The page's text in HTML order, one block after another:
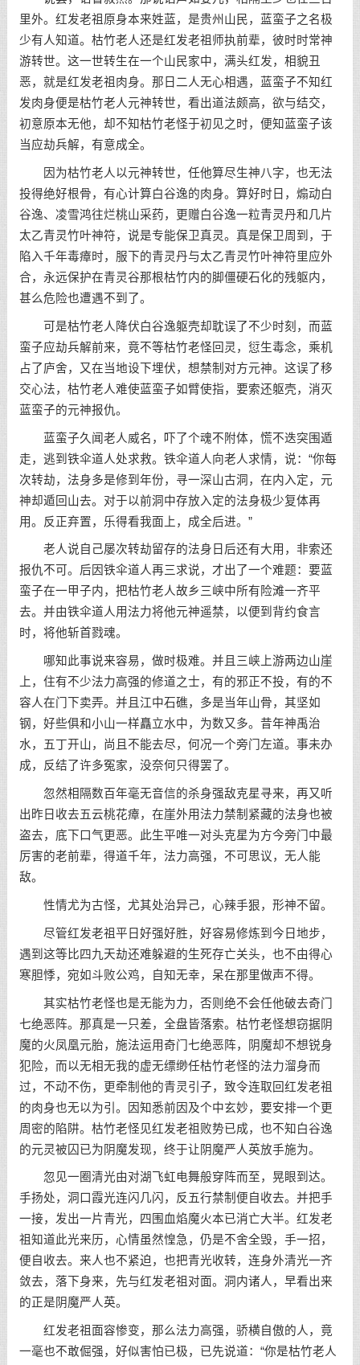
里外。红发老祖原身本来姓蓝，是贵州山民，蓝蛮子之名极
少有人知道。枯竹老人还是红发老祖师执前辈，彼时时常神
游转世。这一世转生在一个山民家中，满头红发，相貌丑
恶，就是红发老祖肉身。那日二人无心相遇，蓝蛮子不知红
发肉身便是枯竹老人元神转世，看出道法颇高，欲与结交，
初意原本无他，却不知枯竹老怪于初见之时，便知蓝蛮子该
当应劫兵解，有意成全。
因为枯竹老人以元神转世，任他算尽生神八字，也无法
投得绝好根骨，有心计算白谷逸的肉身。算好时日，煽动白
谷逸、凌雪鸿往烂桃山采药，更赠白谷逸一粒青灵丹和几片
太乙青灵竹叶神符，说是专能保卫真灵。真是保卫周到，于
陷入千年毒瘴时，服下的青灵丹与太乙青灵竹叶神符里应外
合，永远保护在青灵谷那根枯竹内的脚僵硬石化的残躯内，
甚么危险也遭遇不到了。
可是枯竹老人降伏白谷逸躯壳却耽误了不少时刻，而蓝
蛮子应劫兵解前来，竟不等枯竹老怪回灵，愆生毒念，乘机
占了庐舍，又在当地设下埋伏，想禁制对方元神。这误了移
交心法，枯竹老人难使蓝蛮子如臂使指，要索还躯壳，消灭
蓝蛮子的元神报仇。
蓝蛮子久闻老人威名，吓了个魂不附体，慌不迭突围遁
走，逃到铁伞道人处求救。铁伞道人向老人求情，说：“你每
次转劫，法身多是修到年份，寻一深山古洞，在内入定，元
神却遁回山去。对于以前洞中存放入定的法身极少复体再
用。反正弃置，乐得看我面上，成全后进。”
老人说自己屡次转劫留存的法身日后还有大用，非索还
报仇不可。后因铁伞道人再三求说，才出了一个难题：要蓝
蛮子在一甲子内，把枯竹老人故乡三峡中所有险滩一齐平
去。并由铁伞道人用法力将他元神遥禁，以便到背约食言
时，将他斩首戮魂。
哪知此事说来容易，做时极难。并且三峡上游两边山崖
上，住有不少法力高强的修道之士，有的邪正不投，有的不
容人在门下卖弄。并且江中石礁，多是当年山骨，其坚如
钢，好些俱和小山一样矗立水中，为数又多。昔年神禹治
水，五丁开山，尚且不能去尽，何况一个旁门左道。事未办
成，反结了许多冤家，没奈何只得罢了。
忽然相隔数百年毫无音信的杀身强敌克星寻来，再又听
出昨日收去五云桃花瘴，在崖外用法力禁制紧藏的法身也被
盗去，底下口气更恶。此生平唯一对头克星为方今旁门中最
厉害的老前辈，得道千年，法力高强，不可思议，无人能
敌。
性情尤为古怪，尤其处治异己，心辣手狠，形神不留。
尽管红发老祖平日好强好胜，好容易修炼到今日地步，
遇到这等比四九天劫还难躲避的生死存亡关头，也不由得心
寒胆悸，宛如斗败公鸡，自知无幸，呆在那里做声不得。
其实枯竹老怪也是无能为力，否则绝不会任他破去奇门
七绝恶阵。那真是一只差，全盘皆落索。枯竹老怪想窃据阴
魔的火凤凰元胎，施法运用奇门七绝恶阵，阴魔却不想锐身
犯险，而以无相无我的虚无缥缈任枯竹老怪的法力溜身而
过，不动不伤，更牵制他的青灵引子，致令连取回红发老祖
的肉身也无以为引。因知悉前因及个中玄妙，要安排一个更
周密的陷阱。枯竹老怪见红发老祖败势已成，也不知白谷逸
的元灵被囚已为阴魔发现，终于让阴魔严人英放手施为。
忽见一圈清光由对湖飞虹电舞般穿阵而至，晃眼到达。
手扬处，洞口霞光连闪几闪，反五行禁制便自收去。并把手
一接，发出一片青光，四围血焰魔火本已消亡大半。红发老
祖知道此光来历，心情虽然惶急，仍是不舍全毁，手一招，
便自收去。来人也不紧迫，也把青光收转，连身外清光一齐
敛去，落下身来，先与红发老祖对面。洞内诸人，早看出来
的正是阴魔严人英。
红发老祖面容惨变，那么法力高强，骄横自傲的人，竟
一毫也不敢倔强，好似害怕已极，已先说道：“你是枯竹老人